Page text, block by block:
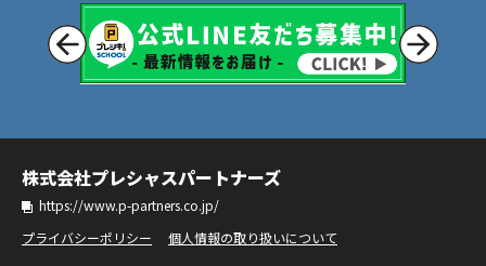
株式会社プレシャスパートナーズ
https://www.p-partners.co.jp/
プライバシーポリシー
個人情報の取り扱いについて